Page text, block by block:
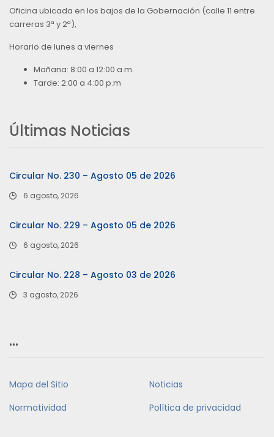
Oficina ubicada en los bajos de la Gobernación (calle 11 entre
carreras 3ª y 2ª),
Horario de lunes a viernes
Mañana: 8:00 a 12:00 a.m.
Tarde: 2:00 a 4:00 p.m
Últimas Noticias
Circular No. 230 – Agosto 05 de 2026
6 agosto, 2026
Circular No. 229 – Agosto 05 de 2026
6 agosto, 2026
Circular No. 228 – Agosto 03 de 2026
3 agosto, 2026
…
Mapa del Sitio
Noticias
Normatividad
Política de privacidad